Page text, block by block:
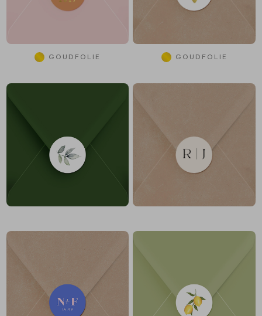
GOUDFOLIE GOUDFOLIE